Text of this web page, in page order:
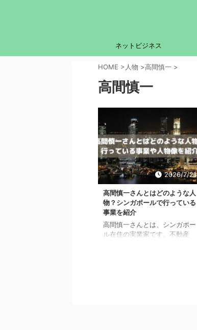
ネットビジネス
HOME > 人物 >高間慎一 >
高間慎一
2026/7/21
高間慎一さんとはどのような人
物？シンガポールで行っている
事業を紹介
高間慎一さんとは、シンガポー
ル在住の実業家です。不動産